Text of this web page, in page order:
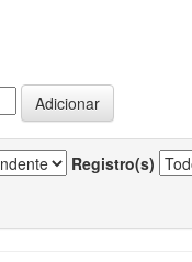
Registro(s)